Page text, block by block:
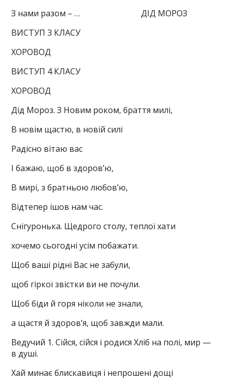
З нами разом – … ДІД МОРОЗ
ВИСТУП 3 КЛАСУ
ХОРОВОД
ВИСТУП 4 КЛАСУ
ХОРОВОД
Дід Мороз. З Новим роком, браття милі,
В новім щастю, в новій силі
Радісно вітаю вас
І бажаю, щоб в здоров’ю,
В мирі, з братньою любов’ю,
Відтепер ішов нам час.
Снігуронька. Щедрого столу, теплої хати
хочемо сьогодні усім побажати.
Щоб ваші рідні Вас не забули,
щоб гіркої звістки ви не почули.
Щоб біди й горя ніколи не знали,
а щастя й здоров’я, щоб завжди мали.
Ведучий 1. Сійся, сійся і родися Хліб на полі, мир —
в душі.
Хай минає блискавиця і непрошені дощі